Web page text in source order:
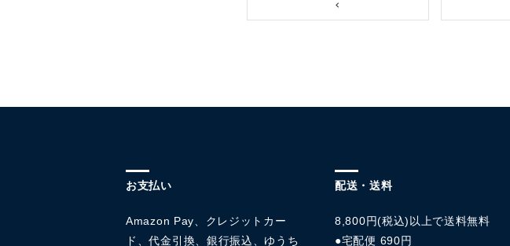
お支払い
Amazon Pay、クレジットカー
ド、代金引換、銀行振込、ゆうち
配送・送料
8,800円(税込)以上で送料無料
●宅配便 690円